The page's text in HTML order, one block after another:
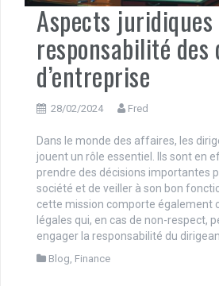
Aspects juridiques
responsabilité
d’entreprise
28/02/2024 Fred
Dans le monde des affaires, les
jouent un rôle essentiel. Ils sont en
prendre des décisions importantes
société et de veiller à son bon
cette mission comporte également
légales qui, en cas de non-respect,
engager la responsabilité du
Blog Finance